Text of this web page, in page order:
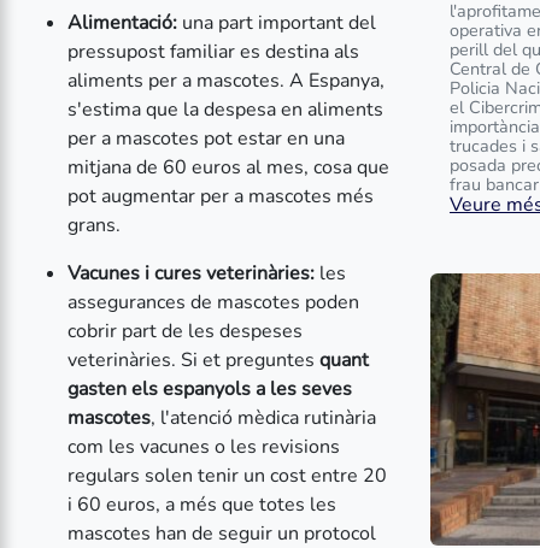
Alimentació: una part important del
pressupost familiar es destina als
aliments per a mascotes. A Espanya,
s'estima que la despesa en aliments
per a mascotes pot estar en una
mitjana de 60 euros al mes, cosa que
pot augmentar per a mascotes més
grans.
Vacunes i cures veterinàries: les
assegurances de mascotes poden
cobrir part de les despeses
veterinàries. Si et preguntes quant
gasten els espanyols a les seves
mascotes, l'atenció mèdica rutinària
com les vacunes o les revisions
regulars solen tenir un cost entre 20
i 60 euros, a més que totes les
mascotes han de seguir un protocol
operativa
perill del
Central de
Policia
el
trucades i
posada
frau
Veure